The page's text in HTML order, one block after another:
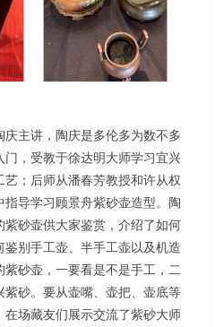
主讲，陶庆是多伦多为数不多
，受教于徐达明大师学习宜兴
；后师从潘春芳教授和许从权
导学习顾景舟紫砂壶造型。陶
砂壶供大家鉴赏，介绍了如何
别手工壶、半手工壶以及机造
砂壶，一要看是不是手工，二
砂。要从壶嘴、壶把、壶底等
场藏友们展示交流了紫砂大师